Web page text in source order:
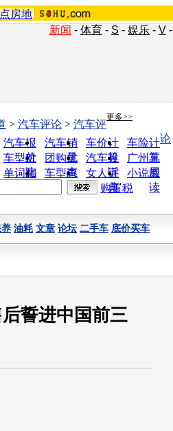
房地
新闻 - 体育 - S - 娱乐 - V -
更多>>
汽车报
价
汽车销
量
车价计
算
车险计
算
车型对
比
团购优
惠
汽车投
诉
广州车
展
单词翻
车型查
询
女人宝
典
小说阅
读
> 汽车评论 > 汽车评
论
购置税
油耗 文章 论坛 二手车 底价买车
誓进中国前三